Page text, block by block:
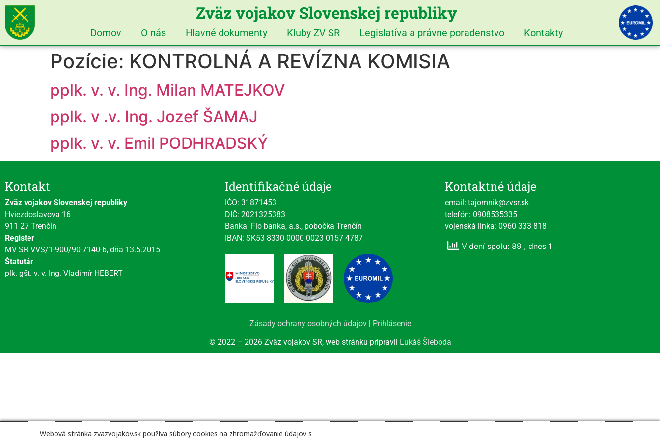
Zväz vojakov Slovenskej republiky
Domov O nás Hlavné dokumenty Kluby ZV SR Legislatíva a právne poradenstvo Kontakty
Pozície: KONTROLNÁ A REVÍZNA KOMISIA
pplk. v. v. Ing. Milan MATEJKOV
pplk. v .v. Ing. Jozef ŠAMAJ
pplk. v. v. Emil PODHRADSKÝ
Kontakt
Zväz vojakov Slovenskej republiky
Hviezdoslavova 16
911 27 Trenčín
Register
MV SR VVS/1-900/90-7140-6, dňa 13.5.2015
Štatutár
plk. gšt. v. v. Ing. Vladimír HEBERT
Identifikačné údaje
IČO: 31871453
DIČ: 2021325383
Banka: Fio banka, a.s., pobočka Trenčín
IBAN: SK53 8330 0000 0023 0157 4787
Kontaktné údaje
email: tajomnik@zvsr.sk
telefón: 0908535335
vojenská linka: 0960 333 818
Videní spolu: 89 , dnes 1
Zásady ochrany osobných údajov| Prihlásenie
© 2022 – 2026 Zväz vojakov SR, web stránku pripravil Lukáš Šleboda
Webová stránka zvazvojakov.sk používa súbory cookies na zhromažďovanie údajov s